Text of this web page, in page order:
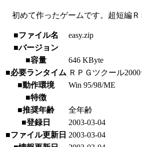
初めて作ったゲームです。超短編Ｒ
■ファイル名
easy.zip
■バージョン
■容量
646 KByte
■必要ランタイム ＲＰＧツクール
■動作環境
Win 95/98/ME
■特徴
■推奨年齢
全年齢
■登録日
2003-03-04
■ファイル更新日 2003-03-04